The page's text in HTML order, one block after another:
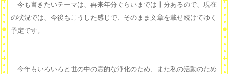
今も書きたいテーマは、再来年分ぐらいまでは十分あるので、現在
の状況では、今後もこうした感じで、そのまま文章を載せ続けてゆく
予定です。
今年もいろいろと世の中の霊的な浄化のため、また私の活動のため